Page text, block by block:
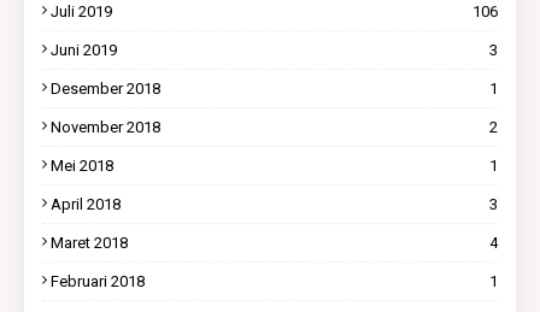
Juli 2019 106
Juni 2019 3
Desember 2018 1
November 2018 2
Mei 2018 1
April 2018 3
Maret 2018 4
Februari 2018 1